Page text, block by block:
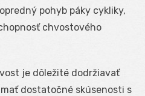
pohyb páky cykliky,
chvostového
je dôležité dodržiavať
dostatočné skúsenosti s